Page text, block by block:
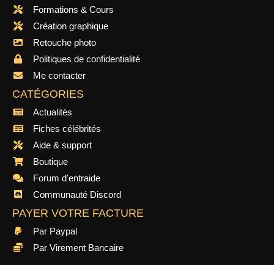
Formations & Cours
Création graphique
Retouche photo
Politiques de confidentialité
Me contacter
CATÉGORIES
Actualités
Fiches célébrités
Aide & support
Boutique
Forum d'entraide
Communauté Discord
PAYER VOTRE FACTURE
Par Paypal
Par Virement Bancaire